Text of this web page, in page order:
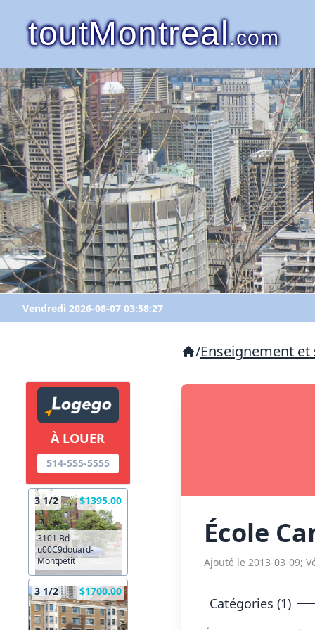
toutMontreal.com
Vendredi 2026-08-07 03:58:27
À LOUER
514-555-5555
3 1/2 $1395.00
3101 Bd
u00C9douard-
Montpetit
3 1/2 $1700.00
/Enseignement et
École
Ajouté le 2013-03-09;
Catégories (1)